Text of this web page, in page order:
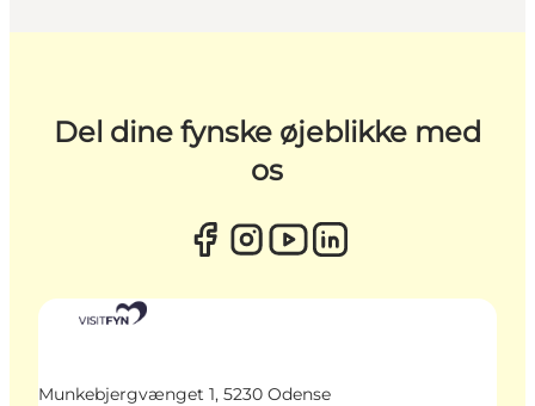
Del dine fynske øjeblikke med
os
Munkebjergvænget 1, 5230 Odense